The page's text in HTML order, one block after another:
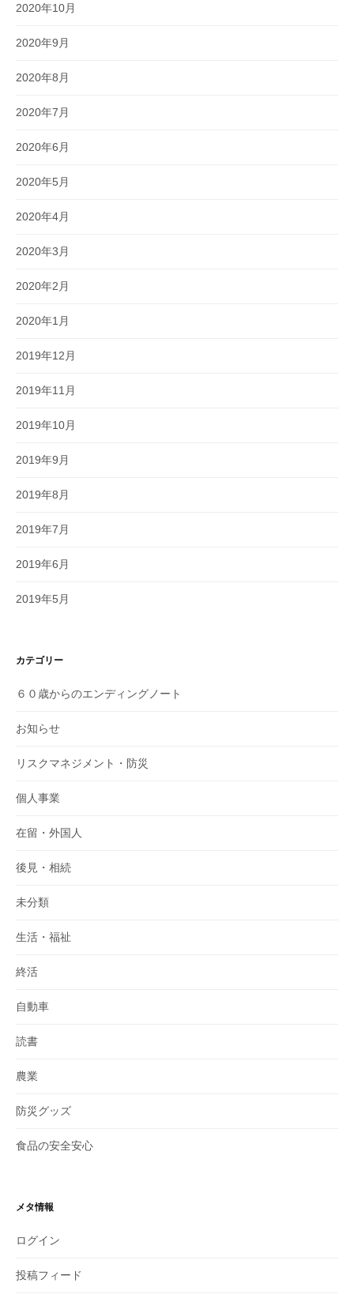
2020年10月
2020年9月
2020年8月
2020年7月
2020年6月
2020年5月
2020年4月
2020年3月
2020年2月
2020年1月
2019年12月
2019年11月
2019年10月
2019年9月
2019年8月
2019年7月
2019年6月
2019年5月
カテゴリー
６０歳からのエンディングノート
お知らせ
リスクマネジメント・防災
個人事業
在留・外国人
後見・相続
未分類
生活・福祉
終活
自動車
読書
農業
防災グッズ
食品の安全安心
メタ情報
ログイン
投稿フィード